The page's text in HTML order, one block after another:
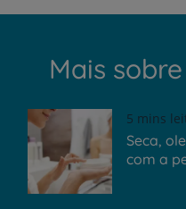
Mais
5 mins
Seca,
com a